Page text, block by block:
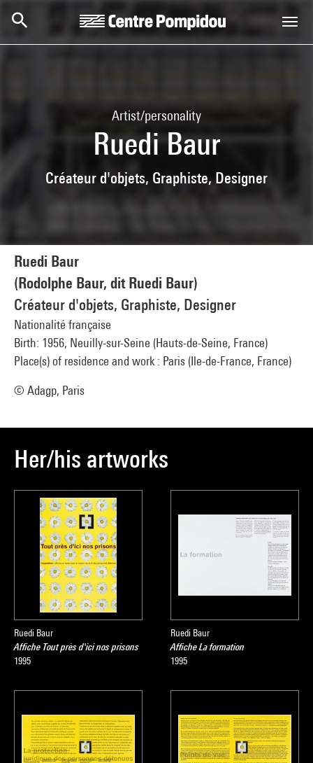
Artist/personality
Ruedi Baur
Créateur d'objets, Graphiste, Designer
Ruedi Baur
(Rodolphe Baur, dit Ruedi Baur)
Créateur d'objets, Graphiste, Designer
Nationalité française
Birth: 1956, Neuilly-sur-Seine (Hauts-de-Seine, France)
Place(s) of residence and work : Paris (Ile-de-France, France)
© Adagp, Paris
Her/his artworks
Ruedi Baur
Affiche Tout près d'ici nos prisons
1995
Ruedi Baur
Affiche La formation
1995